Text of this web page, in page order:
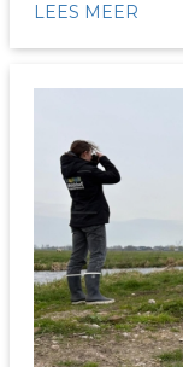
LEES MEER